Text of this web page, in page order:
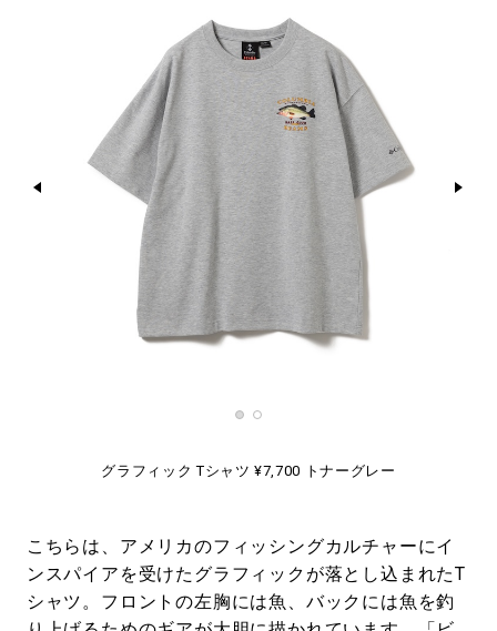
グラフィック Tシャツ ¥7,700 トナーグレー
こちらは、アメリカのフィッシングカルチャーにイ
ンスパイアを受けたグラフィックが落とし込まれたT
シャツ。フロントの左胸には魚、バックには魚を釣